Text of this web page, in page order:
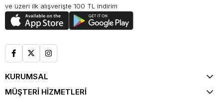
ve üzeri ilk alışverişte 100 TL indirim
KURUMSAL
MÜŞTERİ HİZMETLERİ